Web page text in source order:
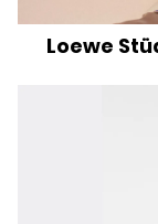
Loewe